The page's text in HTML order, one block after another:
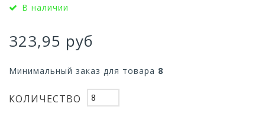
В наличии
323,95 руб
Минимальный заказ для товара 8
КОЛИЧЕСТВО